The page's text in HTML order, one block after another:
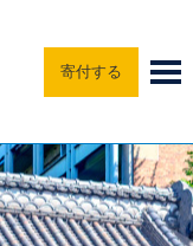
寄付する